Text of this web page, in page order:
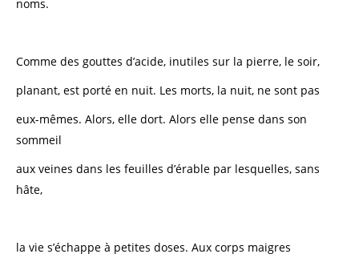
noms.
Comme des gouttes d’acide, inutiles sur la pierre, le soir,
planant, est porté en nuit. Les morts, la nuit, ne sont pas
eux-mêmes. Alors, elle dort. Alors elle pense dans son
sommeil
aux veines dans les feuilles d’érable par lesquelles, sans
hâte,
la vie s’échappe à petites doses. Aux corps maigres